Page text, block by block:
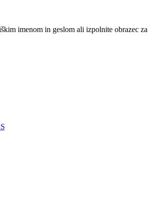
imenom in geslom ali izpolnite obrazec za